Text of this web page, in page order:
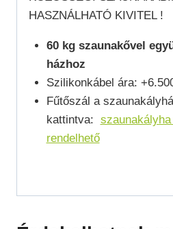
HASZNÁLHATÓ KIVITEL !
60 kg szaunakővel
házhoz
Szilikonkábel ára:
Fűtőszál a
kattintva:
rendelhető